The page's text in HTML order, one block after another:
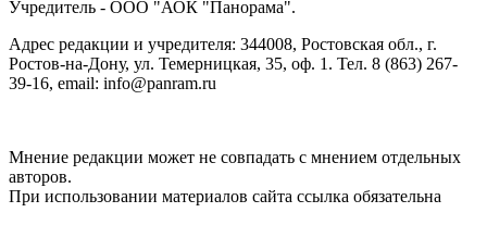
Учредитель - ООО "АОК "Панорама".
Адрес редакции и учредителя: 344008, Ростовская обл., г.
Ростов-на-Дону, ул. Темерницкая, 35, оф. 1. Тел. 8 (863) 267-
39-16, email: info@panram.ru
Мнение редакции может не совпадать с мнением отдельных
авторов.
При использовании материалов сайта ссылка обязательна